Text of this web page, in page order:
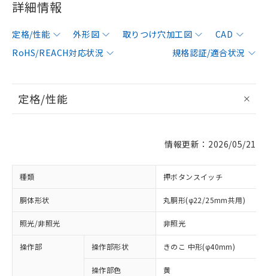
詳細情報
定格/性能 外形図 取りつけ穴加工図
CAD
RoHS/REACH対応状況
規格認証/適合状況
定格/性能
情報更新：2026/05/21
種類 押ボタンスイッチ
胴体形状 丸胴形(φ22/25mm共用)
照光/非照光 非照光
操作部 操作部形状 きのこ 中形(φ40mm)
操作部色 黄